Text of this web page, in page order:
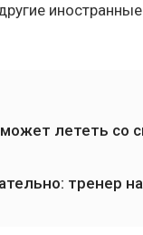
лететь со
тренер